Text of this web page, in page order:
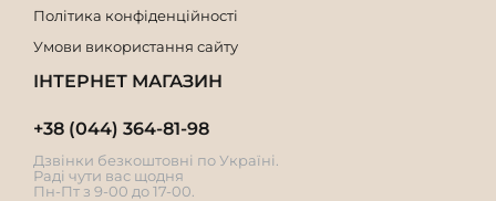
Політика конфіденційності
Умови використання сайту
ІНТЕРНЕТ МАГАЗИН
+38 (044) 364-81-98
Дзвінки безкоштовні по Україні.
Раді чути вас щодня
Пн-Пт з 9-00 до 17-00.